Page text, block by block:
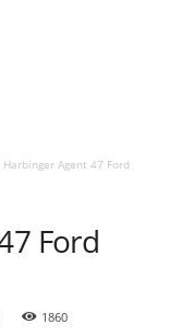
Harbinger Agent 47 Ford
Ford
1860